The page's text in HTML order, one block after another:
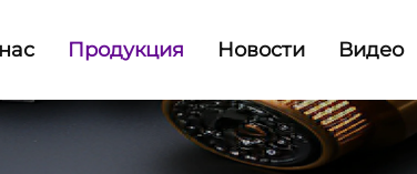
Продукция Новости Видео